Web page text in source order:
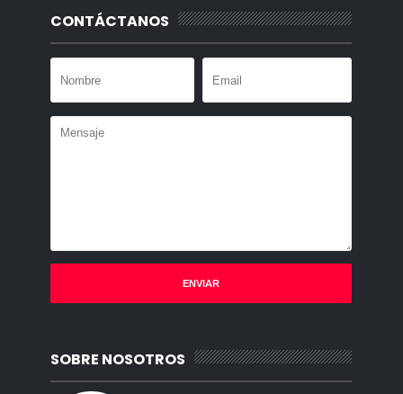
CONTÁCTANOS
SOBRE NOSOTROS